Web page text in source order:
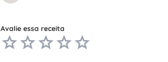
Avalie essa receita